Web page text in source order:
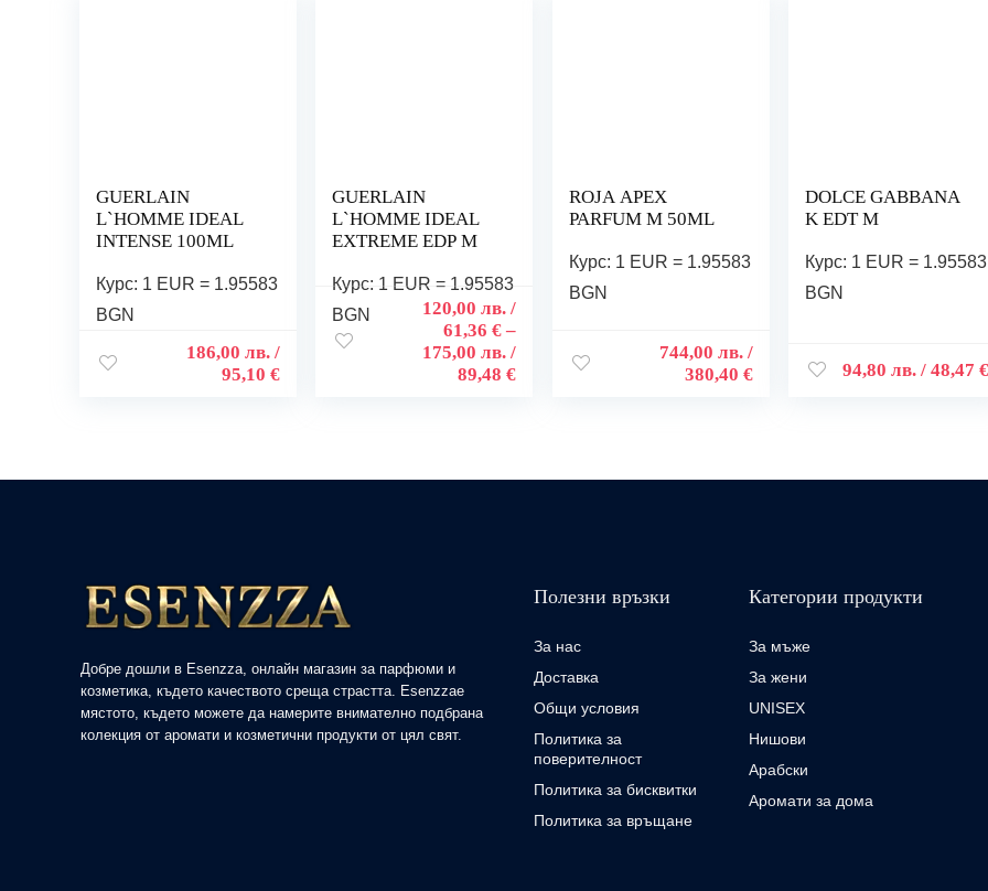
GUERLAIN
L`HOMME IDEAL
INTENSE 100ML
Курс: 1 EUR = 1.95583
BGN
186,00лв. /
95,10 €
GUERLAIN
L`HOMME IDEAL
EXTREME EDP M
Курс: 1 EUR = 1.95583
BGN
120,00лв. /
61,36 €–
175,00лв. /
89,48 €
ROJA APEX
PARFUM M 50ML
Курс: 1 EUR = 1.95583
BGN
744,00 лв./
380,40 €
DOLCE GABBANA
K EDT M
Курс: 1 EUR = 1.95583
BGN
94,80 лв./ 48,47 €
Добре дошли в Esenzza, онлайн магазин за парфюми и
козметика, където качеството среща страстта. Esenzzaе
мястото, където можете да намерите внимателно подбрана
колекция от аромати и козметични продукти от цял свят.
Полезни връзки
За нас
Доставка
Общи условия
Политика за
поверителност
Политика за бисквитки
Политика за връщане
Категории продукти
За мъже
За жени
UNISEX
Нишови
Арабски
Аромати за дома